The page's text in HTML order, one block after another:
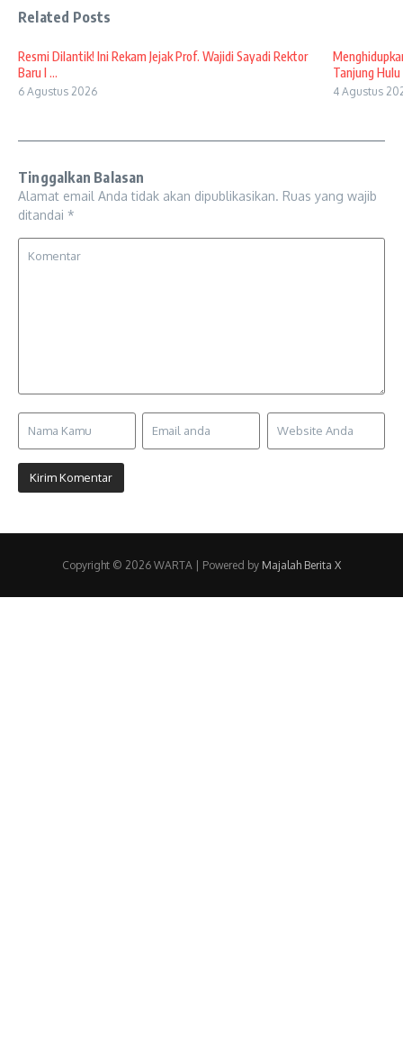
Related Posts
Resmi Dilantik! Ini Rekam Jejak Prof. Wajidi Sayadi Rektor
Baru I ...
6 Agustus 2026
Tanjung Hulu
4 Agustus
Tinggalkan Balasan
Alamat email Anda tidak akan dipublikasikan. Ruas yang wajib
ditandai *
Copyright © 2026 WARTA | Powered by Majalah Berita X